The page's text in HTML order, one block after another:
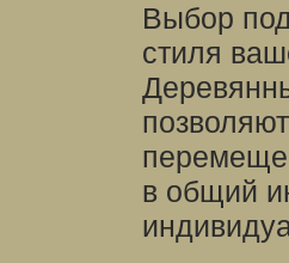
Выбор
стиля
в общий